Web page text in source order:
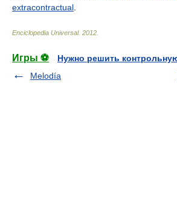
extracontractual
Enciclopedia Universal. 2012
Игры ⚽
Нужно решить
Melodía